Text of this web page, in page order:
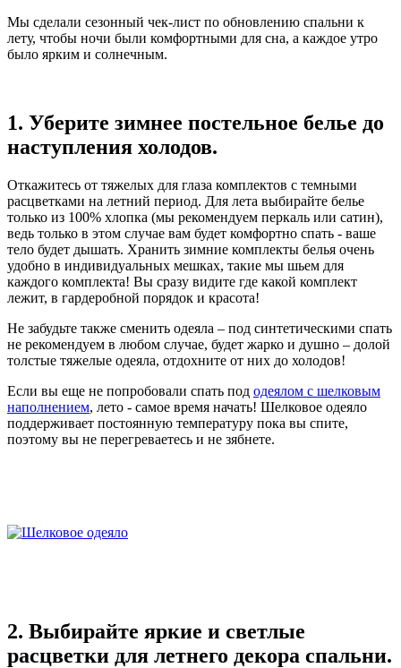
Мы сделали сезонный чек-лист по обновлению спальни к
лету, чтобы ночи были комфортными для сна, а каждое утро
было ярким и солнечным.
1. Уберите зимнее постельное белье до
наступления холодов.
Откажитесь от тяжелых для глаза комплектов с темными
расцветками на летний период. Для лета выбирайте белье
только из 100% хлопка (мы рекомендуем перкаль или сатин),
ведь только в этом случае вам будет комфортно спать - ваше
тело будет дышать. Хранить зимние комплекты белья очень
удобно в индивидуальных мешках, такие мы шьем для
каждого комплекта! Вы сразу видите где какой комплект
лежит, в гардеробной порядок и красота!
Не забудьте также сменить одеяла – под синтетическими спать
не рекомендуем в любом случае, будет жарко и душно – долой
толстые тяжелые одеяла, отдохните от них до холодов!
Если вы еще не попробовали спать под одеялом с шелковым
наполнением, лето - самое время начать! Шелковое одеяло
поддерживает постоянную температуру пока вы спите,
поэтому вы не перегреваетесь и не зябнете.
2. Выбирайте яркие и светлые
расцветки для летнего декора спальни.